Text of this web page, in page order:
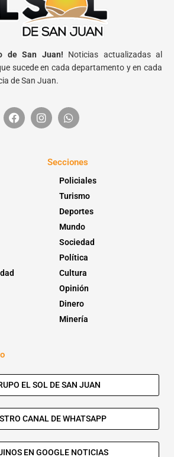
de San Juan! Noticias actualizadas al
sucede en cada departamento y en cada
de San Juan.
Secciones
Policiales
Turismo
Deportes
Mundo
Sociedad
Política
Cultura
Opinión
Dinero
Minería
EL SOL DE SAN JUAN
CANAL DE WHATSAPP
EN GOOGLE NOTICIAS